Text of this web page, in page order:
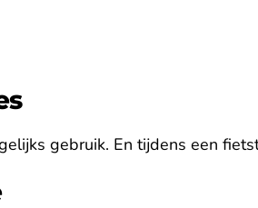
gebruik. En tijdens een